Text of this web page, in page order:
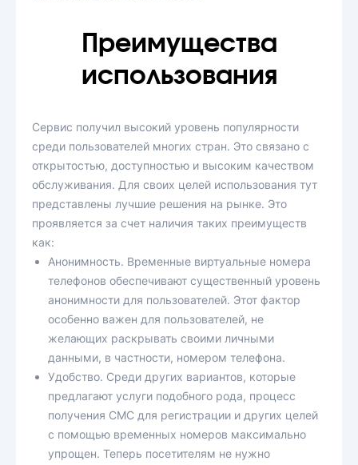
Преимущества
использования
Сервис получил высокий уровень популярности
среди пользователей многих стран. Это связано с
открытостью, доступностью и высоким качеством
обслуживания. Для своих целей использования тут
представлены лучшие решения на рынке. Это
проявляется за счет наличия таких преимуществ
как:
Анонимность. Временные виртуальные номера
телефонов обеспечивают существенный уровень
анонимности для пользователей. Этот фактор
особенно важен для пользователей, не
желающих раскрывать своими личными
данными, в частности, номером телефона.
Удобство. Среди других вариантов, которые
предлагают услуги подобного рода, процесс
получения СМС для регистрации и других целей
с помощью временных номеров максимально
упрощен. Теперь посетителям не нужно